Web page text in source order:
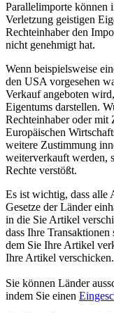
Parallelimporte können
Verletzung geistigen
Rechteinhaber den
nicht genehmigt hat.
Wenn beispielsweise
den USA vorgesehen
Verkauf angeboten
Eigentums darstellen.
Rechteinhaber oder mit
Europäischen
weitere Zustimmung
weiterverkauft werden,
Rechte verstößt.
Es ist wichtig, dass alle
Gesetze der Länder
in die Sie Artikel
dass Ihre
dem Sie Ihre Artikel
Ihre Artikel verschicken.
Sie können Länder
indem Sie einen